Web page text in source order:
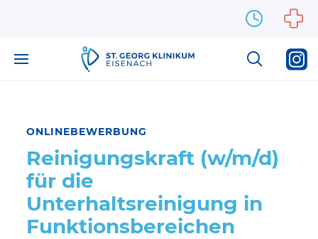
ONLINEBEWERBUNG
Reinigungskraft (w/m/d)
für die
Unterhaltsreinigung in
Funktionsbereichen